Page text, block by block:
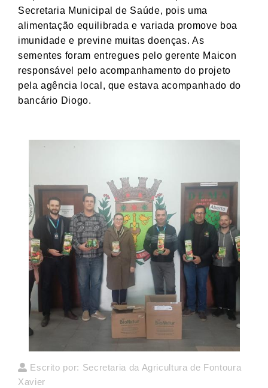
Secretaria Municipal de Saúde, pois uma
alimentação equilibrada e variada promove boa
imunidade e previne muitas doenças. As
sementes foram entregues pelo gerente Maicon
responsável pelo acompanhamento do projeto
pela agência local, que estava acompanhado do
bancário Diogo.
Escrito por: Secretaria da Agricultura de Fontoura
Xavier